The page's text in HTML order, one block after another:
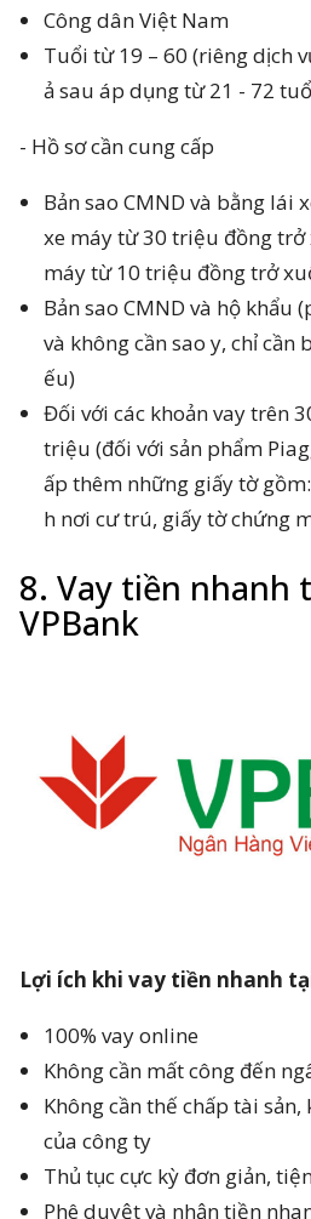
Công dân Việt Nam
Tuổi từ 19 – 60 (riêng dịch
ả sau áp dụng từ 21 - 72
- Hồ sơ cần cung cấp
Bản sao CMND và bằng lái
xe máy từ 30 triệu đồng
máy từ 10 triệu đồng trở
Bản sao CMND và hộ khẩu
và không cần sao y, chỉ cần
ếu)
Đối với các khoản vay trên
triệu (đối với sản phẩm
ấp thêm những giấy tờ
h nơi cư trú, giấy tờ chứng
8. Vay tiền nhanh
VPBank
Lợi ích khi vay tiền nhanh
100% vay online
Không cần mất công đến
Không cần thế chấp tài
của công ty
Thủ tục cực kỳ đơn giản,
Phê duyệt và nhận tiền